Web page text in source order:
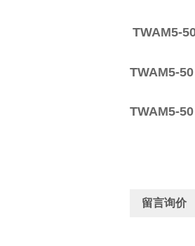
TWAM5-
TWAM5-
TWAM5-
留言询价